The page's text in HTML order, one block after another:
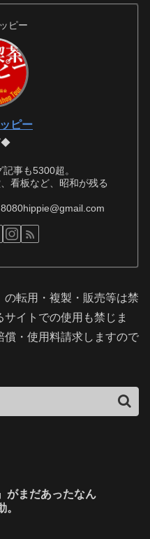
ピー
ピー
◆
事も5300超。
看板など、昭和が残る
転用・複製・販売等は禁
イトでの使用も禁じま
・使用料請求しますので
がまだあったなん
。